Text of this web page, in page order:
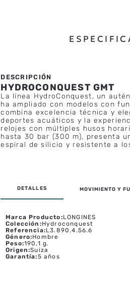
HYDROCONQUEST GMT
La línea HydroConquest, un
ha ampliado con modelos con
combina excelencia técnica y
deportes acuáticos y la
relojes con múltiples husos
hasta 30 bar (300 m), presenta
espiral de silicio y resistente a
MOVIMIENTO Y
Marca Producto:LONGINES
Colección :Hydroconquest
Referencia:L3.890.4.56.6
Género:Hombre
Peso:190,1 g.
Origen:Suiza
Garantía:5 años